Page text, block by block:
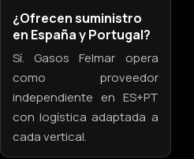
¿Ofrecen suministro
en España y Portugal?
Sí. Gasos Felmar opera
como proveedor
independiente en ES+PT
con logística adaptada a
cada vertical.